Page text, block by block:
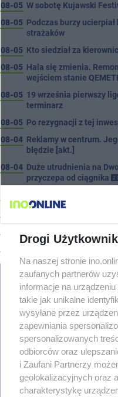
08-05 W sobotę Kujawski
08-05 Podczas burzy
strażaków
08-05 Kto siedział za
08-05 Hala się zmienia.
wejściem stanie
08-05 19 września pierwszy
terminarz
08-05 Po rezygnacji z tej
08-04 Reklamy w centrum.
błędzie [akt.]
08-04 Duże utrudnienia na
przyczepa od ciągnika
Z
08-04
Ruszyła modernizacja
08-04 91-latek chciał
08-04 Polifonika z
hołd dla Jana
08-04 Jest wykonawca
08-04 Dlaczego sauny, a nie
08-04 Połowa wakacji na
08-04 Wroński do radnych:
zajmijcie się
08-04 Darrell Harris: Możemy
Drogi
Na naszej stronie
zaufanych partnerów
informacje na
takie jak unikalne
wysyłane przez
zapewniania
spersonalizowanych
odbiorców oraz
i Zaufani Partnerzy
geolokalizacyjnych oraz
charakterystykę